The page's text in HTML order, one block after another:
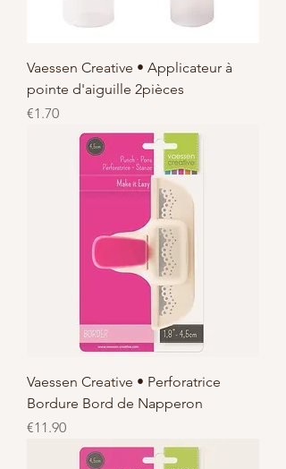
Vaessen Creative • Applicateur à
pointe d'aiguille 2pièces
価格
€1.70
Vaessen Creative • Perforatrice
Bordure Bord de Napperon
価格
€11.90